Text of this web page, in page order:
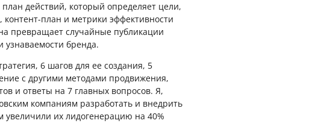
действий, который определяет цели,
план и метрики эффективности
превращает случайные публикации
бренда.
6 шагов для ее создания, 5
с другими методами продвижения,
и ответы на 7 главных вопросов. Я,
компаниям разработать и внедрить
увеличили их лидогенерацию на 40%